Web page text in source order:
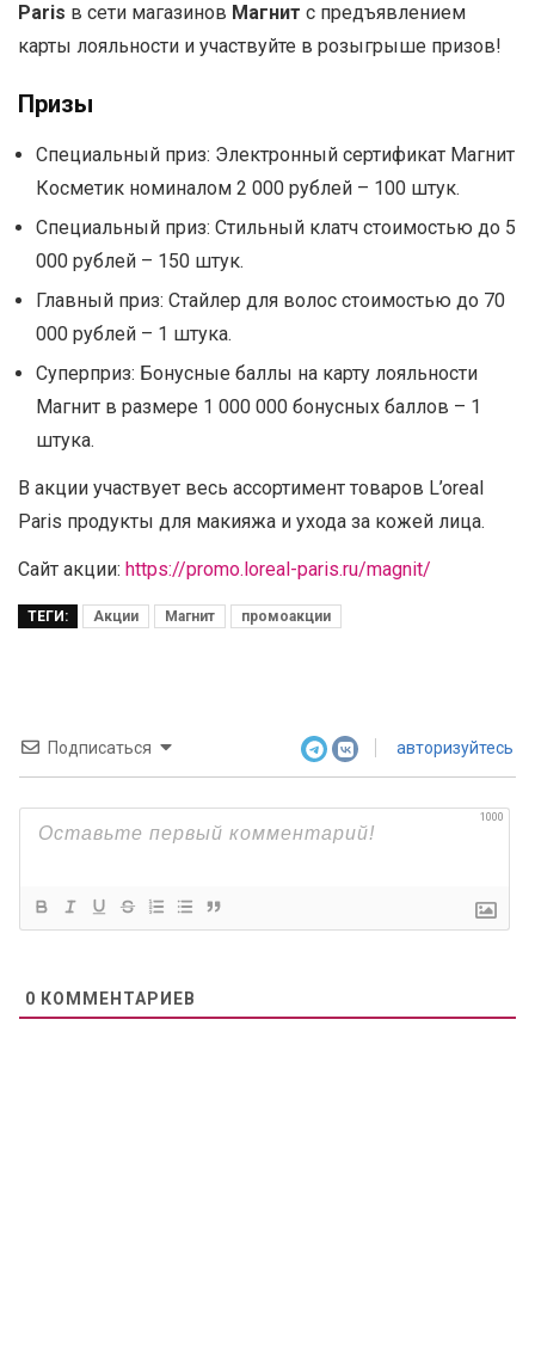
Paris в сети магазинов Магнит с предъявлением
карты лояльности и участвуйте в розыгрыше призов!
Призы
Специальный приз: Электронный сертификат Магнит
Косметик номиналом 2 000 рублей – 100 штук.
Специальный приз: Стильный клатч стоимостью до 5
000 рублей – 150 штук.
Главный приз: Стайлер для волос стоимостью до 70
000 рублей – 1 штука.
Суперприз: Бонусные баллы на карту лояльности
Магнит в размере 1 000 000 бонусных баллов – 1
штука.
В акции участвует весь ассортимент товаров L’oreal
Paris продукты для макияжа и ухода за кожей лица.
Сайт акции: https://promo.loreal-paris.ru/magnit/
ТЕГИ: Акции Магнит промоакции
Подписаться авторизуйтесь
1000
0 КОММЕНТАРИЕВ